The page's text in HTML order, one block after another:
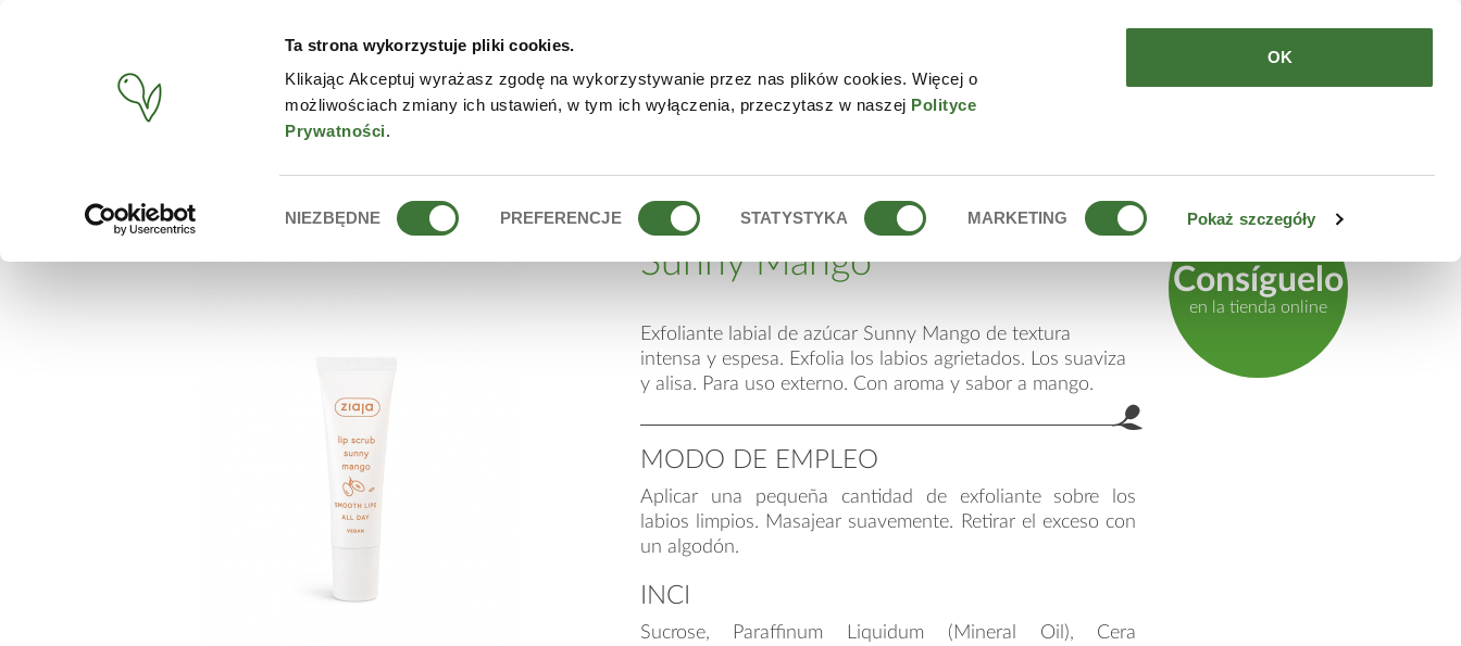
Ta strona wykorzystuje pliki cookies.
Klikając Akceptuj wyrażasz zgodę na wykorzystywanie przez nas plików cookies. Więcej o
możliwościach zmiany ich ustawień, w tym ich wyłączenia, przeczytasz w naszej Polityce
Prywatności.
zgody
NIEZBĘDNE PREFERENCJE STATYSTYKA MARKETING Pokaż szczegóły
OK
PRODUCTOS TIENDA ONLINE CONTACTO
BUSCAR ZIAJA EXFOLIANTE LABIAL DE AZÚCAR SUNNY MANGO
exfoliante labial de azúcar
Sunny Mango
Exfoliante labial de azúcar Sunny Mango de textura
intensa y espesa. Exfolia los labios agrietados. Los suaviza
y alisa. Para uso externo. Con aroma y sabor a mango.
MODO DE EMPLEO
Aplicar una pequeña cantidad de exfoliante sobre los
labios limpios. Masajear suavemente. Retirar el exceso con
un algodón.
INCI
Sucrose, Paraffinum Liquidum (Mineral Oil), Cera
Consíguelo
en la tienda online